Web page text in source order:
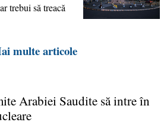
trebui să treacă
multe articole
Arabiei Saudite să intre în